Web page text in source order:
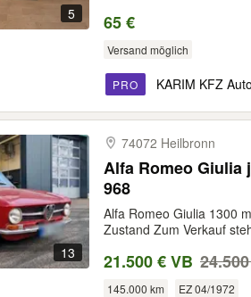
5 65 €
Versand möglich
PRO KARIM KFZ
13
74072 Heilbronn
Alfa Romeo Giulia
968
Alfa Romeo Giulia 1300
Zustand Zum Verkauf
21.500 € VB
145.000 km EZ 04/1972